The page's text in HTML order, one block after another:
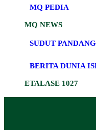
MQ PEDIA
MQ NEWS
SUDUT PANDANG
BERITA DUNIA
ETALASE 1027